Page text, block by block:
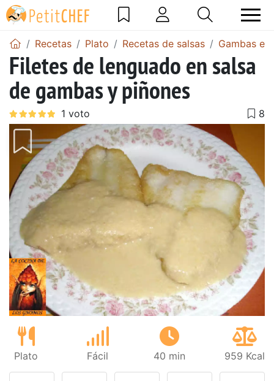
Recetas Plato Recetas de salsas Gambas en
Filetes de lenguado en salsa
de gambas y piñones
Plato Fácil 40 min 959 Kcal